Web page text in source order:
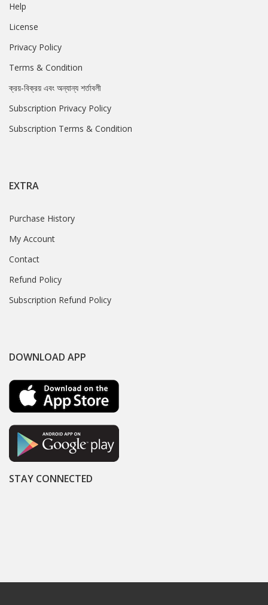
Help
License
Privacy Policy
Terms & Condition
ক্রয়-বিক্রয় এবং অন্যান্য শর্তাবলী
Subscription Privacy Policy
Subscription Terms & Condition
EXTRA
Purchase History
My Account
Contact
Refund Policy
Subscription Refund Policy
DOWNLOAD APP
STAY CONNECTED